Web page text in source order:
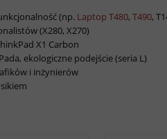
(np. Laptop T480, T490,
(X280, X270)
X1 Carbon
ekologiczne podejście (seria L)
i inżynierów